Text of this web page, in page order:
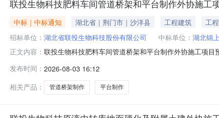
联投生物科技肥料车间管道桥架和平台制作外协施工
中标｜中标通知 湖北省｜荆门市｜沙洋县 工程建筑
工程
招标单位： 湖北省联投生物科技股份有限公司 中标单位： 湖北锦
正文内容： 联投生物科技肥料车间管道桥架和平台制作外协施工项
购人已经确认评审结果，现进行预成交结果公示。二、
装工程有限公司响应报价（元）17
发布时间： 2026-08-03 16:12
相关产品：
管道桥架制作 平台制作